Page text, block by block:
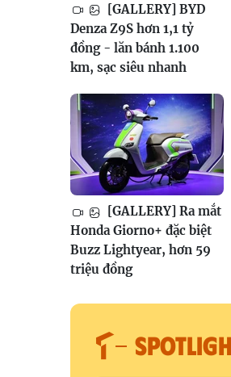
[GALLERY] BYD
Denza Z9S hơn 1,1 tỷ
đồng - lăn bánh 1.100
km, sạc siêu nhanh
[GALLERY] Ra mắt
Honda Giorno+ đặc biệt
Buzz Lightyear, hơn 59
triệu đồng